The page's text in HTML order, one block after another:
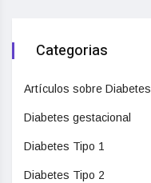
Categorias
Artículos sobre Diabetes
Diabetes gestacional
Diabetes Tipo 1
Diabetes Tipo 2